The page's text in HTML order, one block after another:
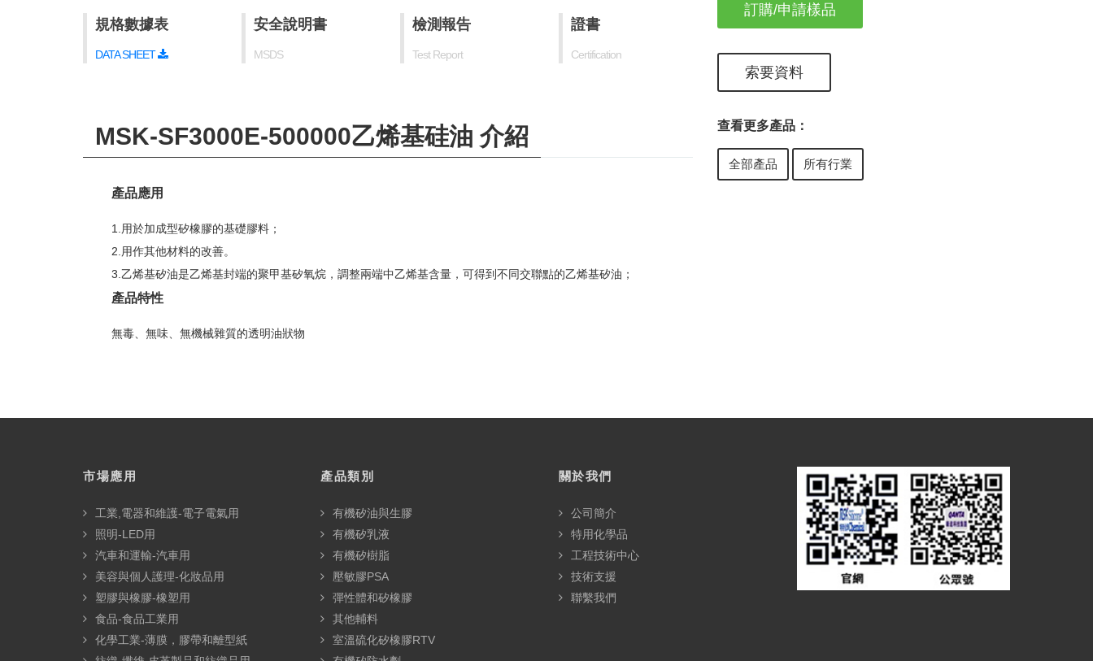
規格數據表
DATA SHEET
安全說明書
MSDS
檢測報告
Test Report
證書
Certification
訂購/申請樣品
索要資料
MSK-SF3000E-500000乙烯基硅油 介紹
產品應用
1.用於加成型矽橡膠的基礎膠料；
2.用作其他材料的改善。
3.乙烯基矽油是乙烯基封端的聚甲基矽氧烷，調整兩端中乙烯基含量，可得到不同交聯點的乙烯基矽油；
產品特性
無毒、無味、無機械雜質的透明油狀物
查看更多產品：
全部產品 所有行業
市場應用
工業,電器和維護-電子電氣用
照明-LED用
汽車和運輸-汽車用
美容與個人護理-化妝品用
塑膠與橡膠-橡塑用
食品-食品工業用
化學工業-薄膜，膠帶和離型紙
產品類別
有機矽油與生膠
有機矽乳液
有機矽樹脂
壓敏膠PSA
彈性體和矽橡膠
其他輔料
室溫硫化矽橡膠RTV
關於我們
公司簡介
特用化學品
工程技術中心
技術支援
聯繫我們